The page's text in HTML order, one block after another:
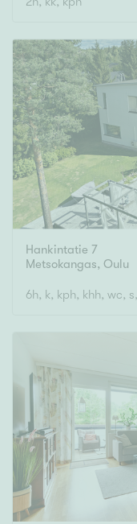
Hankintatie 7
Metsokangas, Oulu
6h, k, kph, khh, wc,